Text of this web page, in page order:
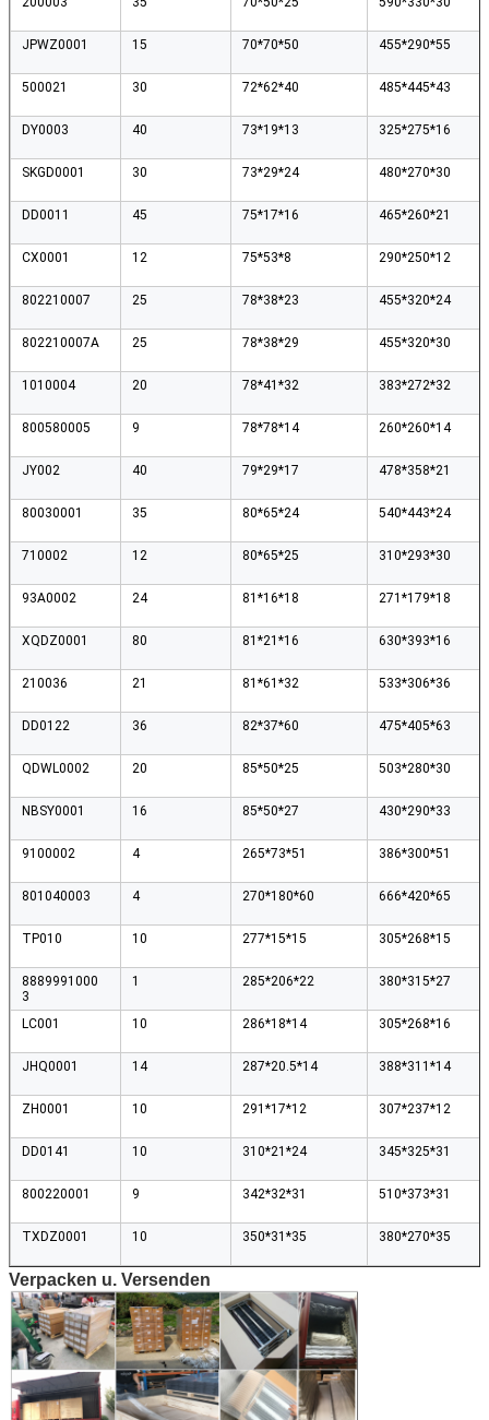
JPWZ0001 15 70*70*50 455*290*55
500021 30 72*62*40 485*445*43
DY0003 40 73*19*13 325*275*16
SKGD0001 30 73*29*24 480*270*30
DD0011 45 75*17*16 465*260*21
CX0001 12 75*53*8 290*250*12
802210007 25 78*38*23 455*320*24
802210007A 25 78*38*29 455*320*30
1010004 20 78*41*32 383*272*32
800580005 9 78*78*14 260*260*14
JY002 40 79*29*17 478*358*21
80030001 35 80*65*24 540*443*24
710002 12 80*65*25 310*293*30
93A0002 24 81*16*18 271*179*18
XQDZ0001 80 81*21*16 630*393*16
210036 21 81*61*32 533*306*36
DD0122 36 82*37*60 475*405*63
QDWL0002 20 85*50*25 503*280*30
NBSY0001 16 85*50*27 430*290*33
9100002 4 265*73*51 386*300*51
801040003 4 270*180*60 666*420*65
TP010 10 277*15*15 305*268*15
8889991000
3
1 285*206*22 380*315*27
LC001 10 286*18*14 305*268*16
JHQ0001 14 287*20.5*14 388*311*14
ZH0001 10 291*17*12 307*237*12
DD0141 10 310*21*24 345*325*31
800220001 9 342*32*31 510*373*31
TXDZ0001 10 350*31*35 380*270*35
Verpacken u. Versenden